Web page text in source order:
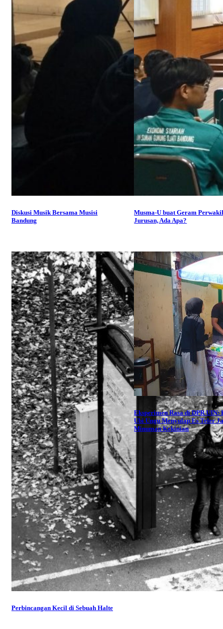
Diskusi Musik Bersama Musisi
Bandung
Musma-U buat Geram
Jurusan, Ada Apa?
Perbincangan Kecil di Sebuah Halte
Eksperimen Rasa di DPR UIN:
Ubi Ungu Menyulap Es Teler
Minuman Kekinian